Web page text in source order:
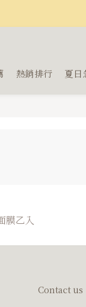
熱銷排行 夏日
膜乙入
Contact us